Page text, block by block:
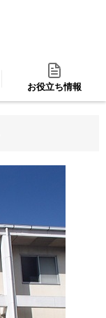
お役立ち情報